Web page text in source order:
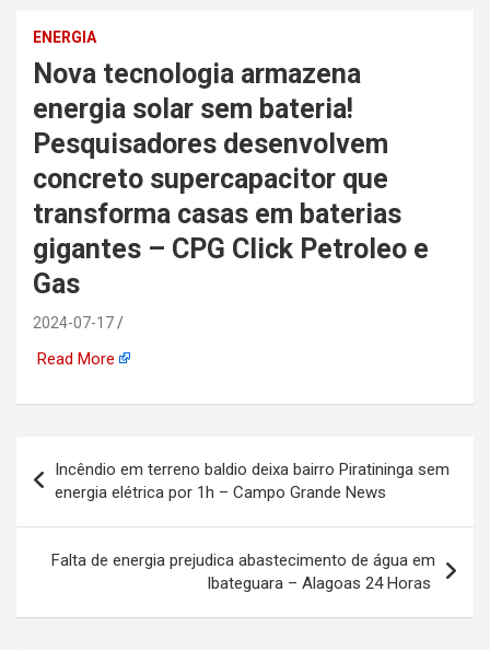
automotiva, mineração,
indústria naval, etc
ENERGIA
Nova tecnologia armazena
energia solar sem bateria!
Pesquisadores desenvolvem
concreto supercapacitor que
transforma casas em baterias
gigantes – CPG Click Petroleo e
Gas
2024-07-17
Read More
de
Post
Incêndio em terreno baldio deixa bairro Piratininga sem
energia elétrica por 1h – Campo Grande News
Falta de energia prejudica abastecimento de água em
Ibateguara – Alagoas 24 Horas